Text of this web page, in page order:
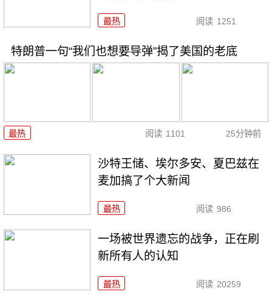
最热 阅读 1251
特朗普一句“我们也想要导弹”揭了美国的老底
最热 阅读 1101 25分钟前
沙特王储、埃尔多安、夏巴兹在
麦加搞了个大新闻
最热 阅读 986
一场被世界遗忘的战争，正在刷
新所有人的认知
最热 阅读 20259